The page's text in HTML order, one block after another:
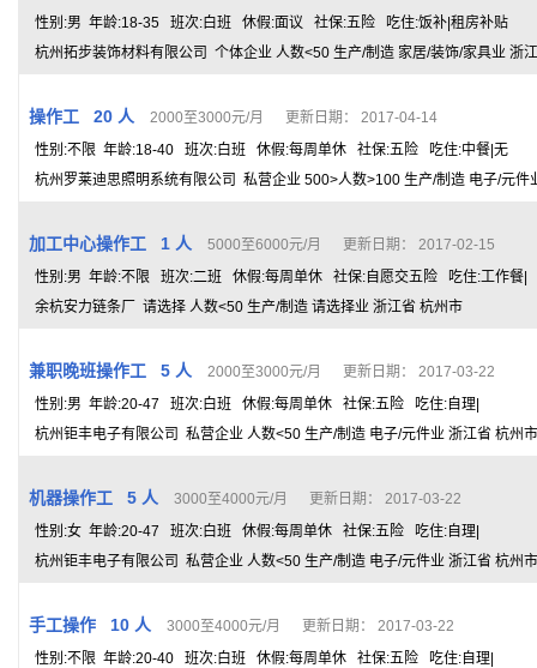
性别:男 年龄:18-35 班次:白班 休假:面议 社保:五险 吃住:饭补|租房补贴
杭州拓步装饰材料有限公司 个体企业 人数<50 生产/制造 家居/装饰/家具业 浙
操作工 20 人
2000至3000元/月 更新日期： 2017-04-14
性别:不限 年龄:18-40 班次:白班 休假:每周单休 社保:五险 吃住:中餐|无
杭州罗莱迪思照明系统有限公司 私营企业 500>人数>100 生产/制造 电子/元件
加工中心操作工 1 人
5000至6000元/月 更新日期： 2017-02-15
性别:男 年龄:不限 班次:二班 休假:每周单休 社保:自愿交五险 吃住:工作餐|
余杭安力链条厂 请选择 人数<50 生产/制造 请选择业 浙江省 杭州市
兼职晚班操作工 5 人
2000至3000元/月 更新日期： 2017-03-22
性别:男 年龄:20-47 班次:白班 休假:每周单休 社保:五险 吃住:自理|
杭州钜丰电子有限公司 私营企业 人数<50 生产/制造 电子/元件业 浙江省 杭州市
机器操作工 5 人
3000至4000元/月 更新日期： 2017-03-22
性别:女 年龄:20-47 班次:白班 休假:每周单休 社保:五险 吃住:自理|
杭州钜丰电子有限公司 私营企业 人数<50 生产/制造 电子/元件业 浙江省 杭州市
手工操作 10 人
3000至4000元/月 更新日期： 2017-03-22
性别:不限 年龄:20-40 班次:白班 休假:每周单休 社保:五险 吃住:自理|